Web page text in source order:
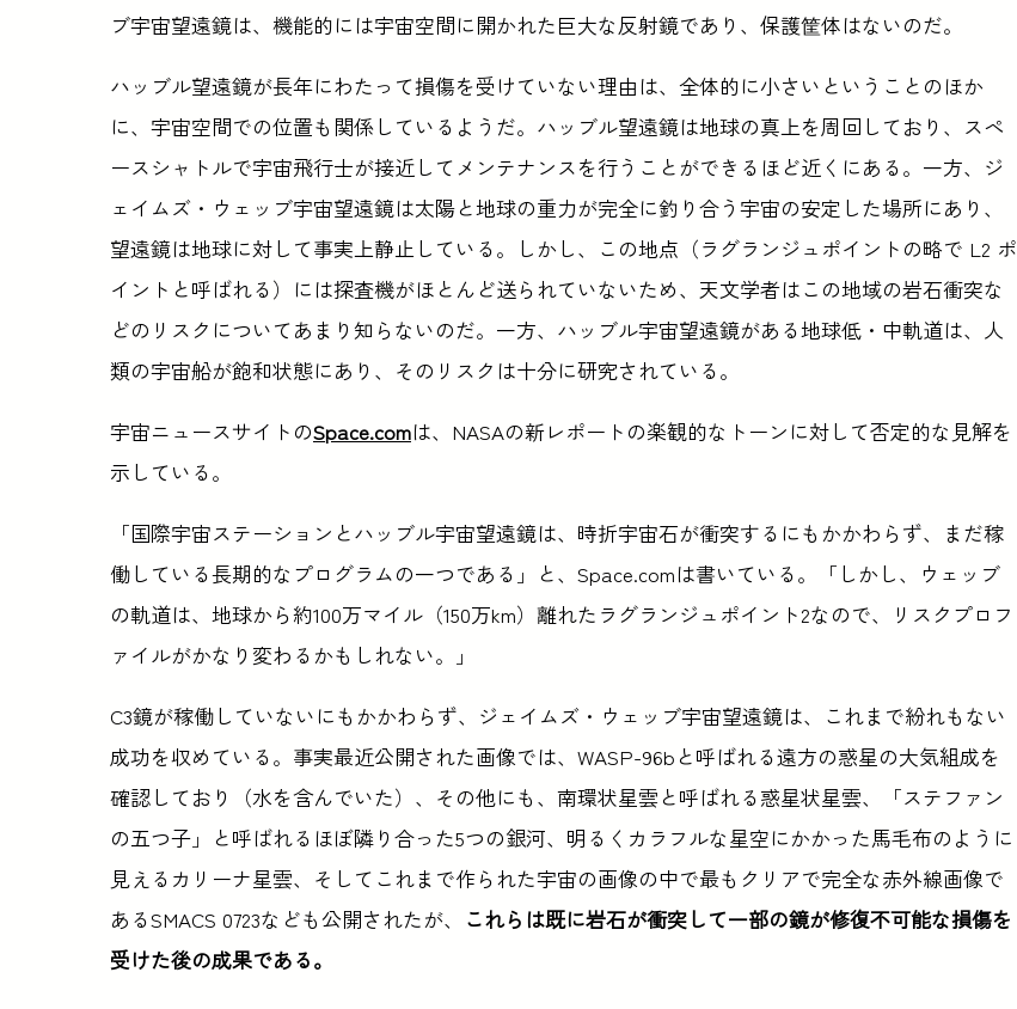
ブ宇宙望遠鏡は、機能的には宇宙空間に開かれた巨大な反射鏡であり、保護筐体はないのだ。
ハッブル望遠鏡が長年にわたって損傷を受けていない理由は、全体的に小さいということのほか
に、宇宙空間での位置も関係しているようだ。ハッブル望遠鏡は地球の真上を周回しており、スペ
ースシャトルで宇宙飛行士が接近してメンテナンスを行うことができるほど近くにある。一方、ジ
ェイムズ・ウェッブ宇宙望遠鏡は太陽と地球の重力が完全に釣り合う宇宙の安定した場所にあり、
望遠鏡は地球に対して事実上静止している。しかし、この地点（ラグランジュポイントの略で L2 ポ
イントと呼ばれる）には探査機がほとんど送られていないため、天文学者はこの地域の岩石衝突な
どのリスクについてあまり知らないのだ。一方、ハッブル宇宙望遠鏡がある地球低・中軌道は、人
類の宇宙船が飽和状態にあり、そのリスクは十分に研究されている。
宇宙ニュースサイトのSpace.comは、NASAの新レポートの楽観的なトーンに対して否定的な見解を
示している。
「国際宇宙ステーションとハッブル宇宙望遠鏡は、時折宇宙石が衝突するにもかかわらず、まだ稼
働している長期的なプログラムの一つである」と、Space.comは書いている。「しかし、ウェッブ
の軌道は、地球から約100万マイル（150万km）離れたラグランジュポイント2なので、リスクプロフ
ァイルがかなり変わるかもしれない。」
C3鏡が稼働していないにもかかわらず、ジェイムズ・ウェッブ宇宙望遠鏡は、これまで紛れもない
成功を収めている。事実最近公開された画像では、WASP-96bと呼ばれる遠方の惑星の大気組成を
確認しており（水を含んでいた）、その他にも、南環状星雲と呼ばれる惑星状星雲、「ステファン
の五つ子」と呼ばれるほぼ隣り合った5つの銀河、明るくカラフルな星空にかかった馬毛布のように
見えるカリーナ星雲、そしてこれまで作られた宇宙の画像の中で最もクリアで完全な赤外線画像で
あるSMACS 0723なども公開されたが、
これらは既に岩石が衝突して一部の鏡が修復不可能な損傷を
受けた後の成果である。